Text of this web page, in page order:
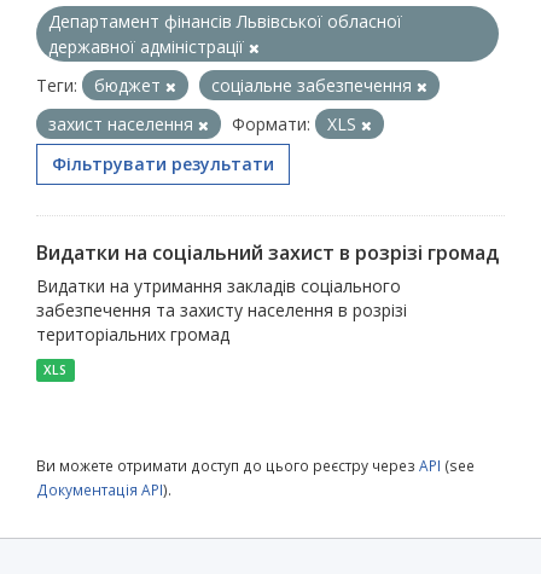
Департамент фінансів Львівської обласної
державної адміністрації
Теги:
бюджет
соціальне забезпечення
захист населення
Формати:
XLS
Фільтрувати результати
Видатки на соціальний захист в розрізі громад
Видатки на утримання закладів соціального
забезпечення та захисту населення в розрізі
територіальних громад
XLS
Ви можете отримати доступ до цього реєстру через API (see
Документація API).